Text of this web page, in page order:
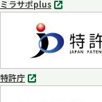
ミラサポplus
別
ブ
で
開
く
特許庁
別